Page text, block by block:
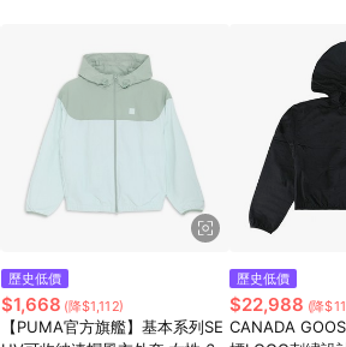
歷史低價
$1,668 (降$1,112)
【PUMA官方旗艦】基本系列SE
歷史低價
$22,988 (降
CANADA